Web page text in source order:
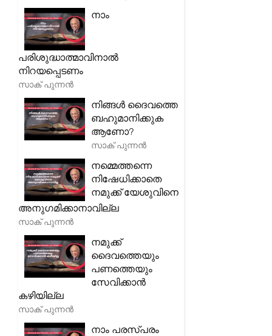
നാം
പരിശുദ്ധാത്മാവിനാൽ
നിറയപ്പെടണം
സാക് പുന്നൻ
നിങ്ങൾ ദൈവത്തെ
ബഹുമാനിക്കുക
ആണോ?
സാക് പുന്നൻ
നമ്മെത്തന്നെ
നിഷേധിക്കാതെ
നമുക്ക് യേശുവിനെ
അനുഗമിക്കാനാവില്ല
സാക് പുന്നൻ
നമുക്ക്
ദൈവത്തെയും
പണത്തെയും
സേവിക്കാൻ
കഴിയില്ല
സാക് പുന്നൻ
നാം പരസ്പരം